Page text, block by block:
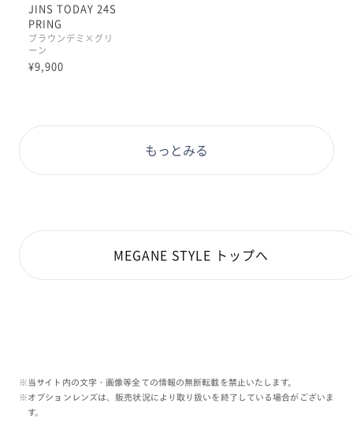
JINS TODAY 24S
PRING
ブラウンデミ×グリ
ーン
¥9,900
もっとみる
MEGANE STYLE トップへ
※当サイト内の文字・画像等全ての情報の無断転載を禁止いたします。
※オプションレンズは、販売状況により取り扱いを終了している場合がございま
す。